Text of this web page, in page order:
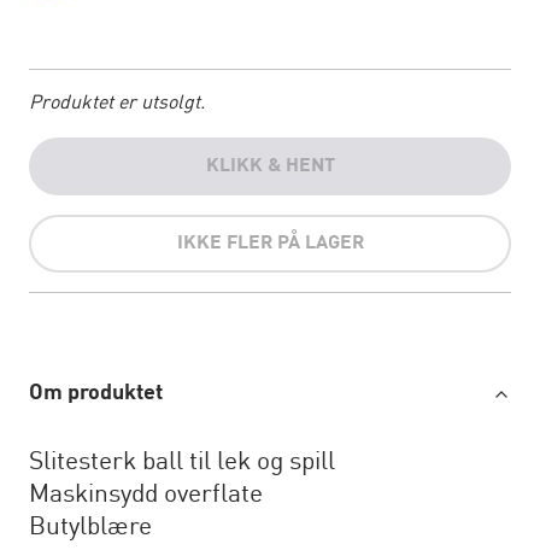
Produktet er utsolgt.
KLIKK & HENT
IKKE FLER PÅ LAGER
Om produktet
Slitesterk ball til lek og spill
Maskinsydd overflate
Butylblære